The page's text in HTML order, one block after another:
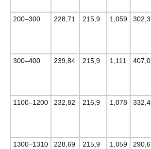
200–300 228,71 215,9 1,059 302,3
300–400 239,84 215,9 1,111 407,0
1100–1200 232,82 215,9 1,078 332,4
1300–1310 228,69 215,9 1,059 290,6